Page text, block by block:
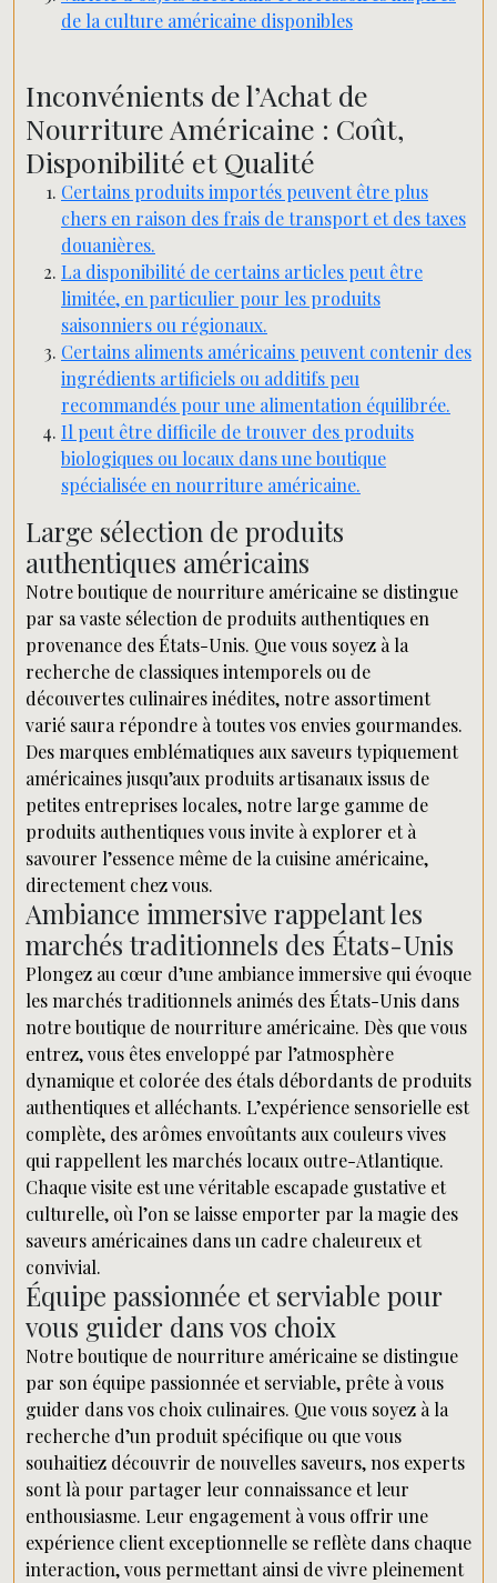
de la culture américaine disponibles
Inconvénients de l’Achat de
Nourriture Américaine : Coût,
Disponibilité et Qualité
Certains produits importés peuvent être plus
chers en raison des frais de transport et des taxes
douanières.
La disponibilité de certains articles peut être
limitée, en particulier pour les produits
saisonniers ou régionaux.
Certains aliments américains peuvent contenir des
ingrédients artificiels ou additifs peu
recommandés pour une alimentation équilibrée.
Il peut être difficile de trouver des produits
biologiques ou locaux dans une boutique
spécialisée en nourriture américaine.
Large sélection de produits
authentiques américains
Notre boutique de nourriture américaine se distingue
par sa vaste sélection de produits authentiques en
provenance des États-Unis. Que vous soyez à la
recherche de classiques intemporels ou de
découvertes culinaires inédites, notre assortiment
varié saura répondre à toutes vos envies gourmandes.
Des marques emblématiques aux saveurs typiquement
américaines jusqu’aux produits artisanaux issus de
petites entreprises locales, notre large gamme de
produits authentiques vous invite à explorer et à
savourer l’essence même de la cuisine américaine,
directement chez vous.
Ambiance immersive rappelant les
marchés traditionnels des États-Unis
Plongez au cœur d’une ambiance immersive qui évoque
les marchés traditionnels animés des États-Unis dans
notre boutique de nourriture américaine. Dès que vous
entrez, vous êtes enveloppé par l’atmosphère
dynamique et colorée des étals débordants de produits
authentiques et alléchants. L’expérience sensorielle est
complète, des arômes envoûtants aux couleurs vives
qui rappellent les marchés locaux outre-Atlantique.
Chaque visite est une véritable escapade gustative et
culturelle, où l’on se laisse emporter par la magie des
saveurs américaines dans un cadre chaleureux et
convivial.
Équipe passionnée et serviable pour
vous guider dans vos choix
Notre boutique de nourriture américaine se distingue
par son équipe passionnée et serviable, prête à vous
guider dans vos choix culinaires. Que vous soyez à la
recherche d’un produit spécifique ou que vous
souhaitiez découvrir de nouvelles saveurs, nos experts
sont là pour partager leur connaissance et leur
enthousiasme. Leur engagement à vous offrir une
expérience client exceptionnelle se reflète dans chaque
interaction, vous permettant ainsi de vivre pleinement